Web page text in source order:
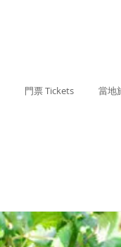
門票 Tickets 當地